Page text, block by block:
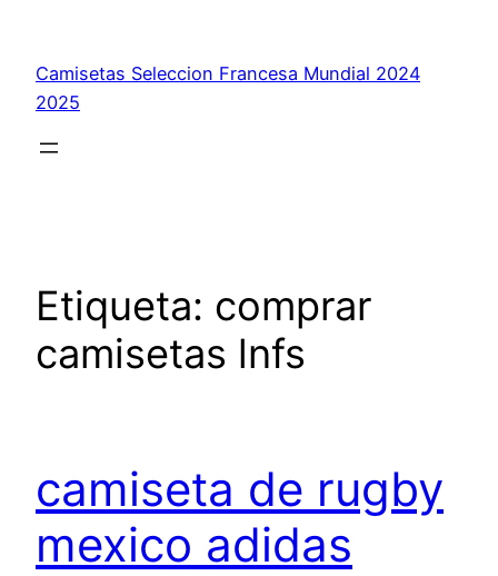
contenido
Camisetas Seleccion Francesa Mundial 2024
2025
Etiqueta: comprar
camisetas lnfs
camiseta de rugby
mexico adidas